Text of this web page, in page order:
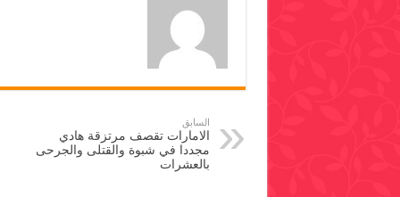
السابق
الامارات تقصف مرتزقة هادي
مجددا في شبوة والقتلى والجرحى
بالعشرات